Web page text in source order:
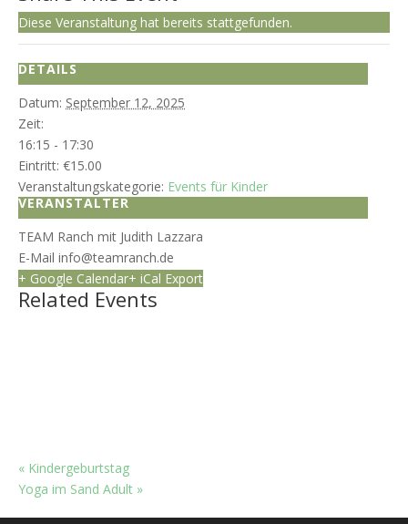
Diese Veranstaltung hat bereits stattgefunden.
DETAILS
Datum: September 12, 2025
Zeit:
16:15 - 17:30
Eintritt: €15.00
Veranstaltungskategorie: Events für Kinder
VERANSTALTER
TEAM Ranch mit Judith Lazzara
E-Mail info@teamranch.de
+ Google Calendar+ iCal Export
Related Events
« Kindergeburtstag
Yoga im Sand Adult »